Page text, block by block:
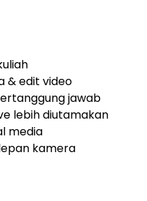
& edit video
jawab
lebih diutamakan
media
kamera